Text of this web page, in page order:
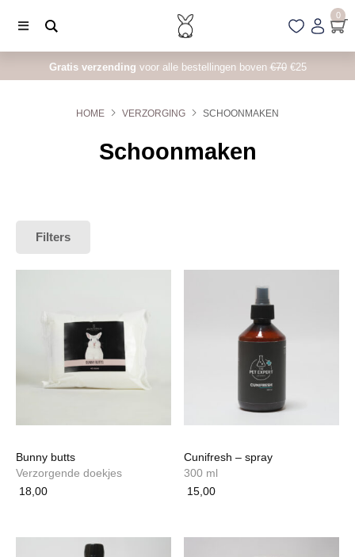
0
Gratis verzending voor alle bestellingen boven€70€25
HOME VERZORGING SCHOONMAKEN
Schoonmaken
Filters
Bunny butts
Verzorgende doekjes
18,00
Cunifresh – spray
300 ml
15,00